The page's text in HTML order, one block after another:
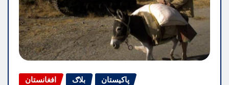
افغانستان بلاګ
پاکیستان